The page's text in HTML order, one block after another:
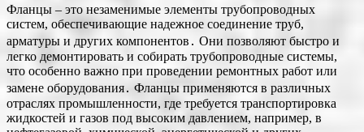
Фланцы – это незаменимые элементы трубопроводных
систем, обеспечивающие надежное соединение труб,
арматуры и других компонентов․ Они позволяют быстро и
легко демонтировать и собирать трубопроводные системы,
что особенно важно при проведении ремонтных работ или
замене оборудования․ Фланцы применяются в различных
отраслях промышленности, где требуется транспортировка
жидкостей и газов под высоким давлением, например, в